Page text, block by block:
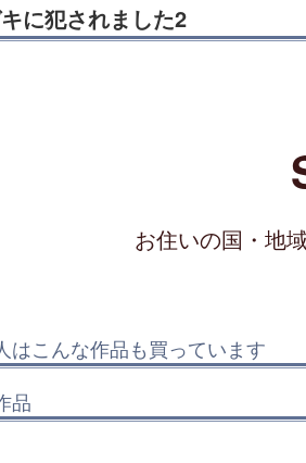
に犯されました2
お住いの国・地
はこんな作品も買っています
品